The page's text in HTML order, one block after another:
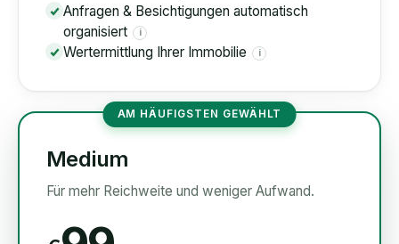
Anfragen & Besichtigungen automatisch
organisiert
i
Wertermittlung Ihrer Immobilie i
AM HÄUFIGSTEN GEWÄHLT
Medium
Für mehr Reichweite und weniger Aufwand.